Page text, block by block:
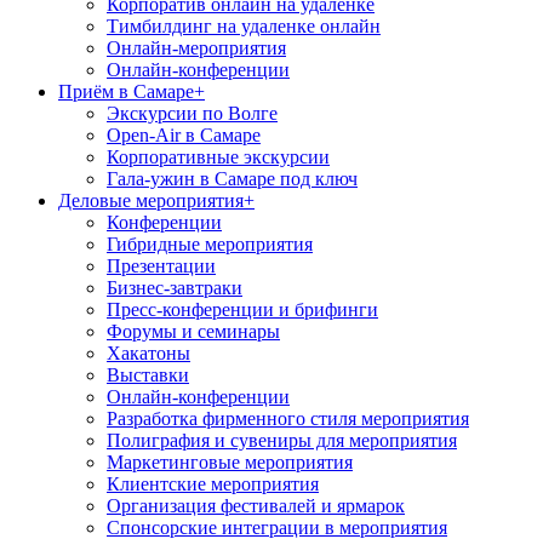
Корпоратив онлайн на удаленке
Тимбилдинг на удаленке онлайн
Онлайн-мероприятия
Онлайн-конференции
Приём в Самаре+
Экскурсии по Волге
Open-Air в Самаре
Корпоративные экскурсии
Гала-ужин в Самаре под ключ
Деловые мероприятия+
Конференции
Гибридные мероприятия
Презентации
Бизнес-завтраки
Пресс-конференции и брифинги
Форумы и семинары
Хакатоны
Выставки
Онлайн-конференции
Разработка фирменного стиля мероприятия
Полиграфия и сувениры для мероприятия
Маркетинговые мероприятия
Клиентские мероприятия
Организация фестивалей и ярмарок
Спонсорские интеграции в мероприятия